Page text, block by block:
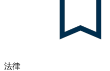
法律